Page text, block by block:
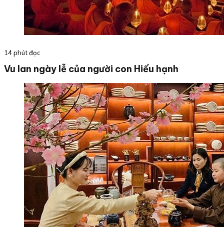
14 phút đọc
Vu lan ngày lễ của người con Hiếu hạnh